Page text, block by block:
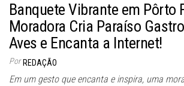
Banquete Vibrante em Pôrto
Moradora Cria Paraíso
Aves e Encanta a Internet!
Por REDAÇÃO
Em um gesto que encanta e inspira, uma